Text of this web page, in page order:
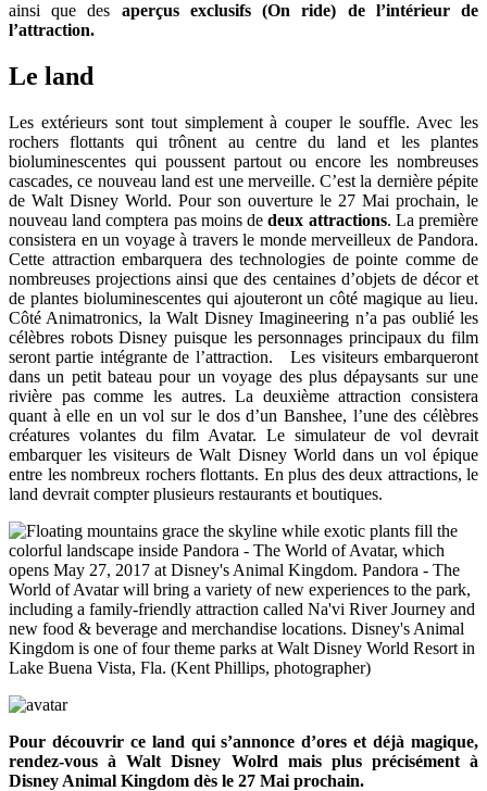
ainsi que des aperçus exclusifs (On ride) de l’intérieur de
l’attraction.
Le land
Les extérieurs sont tout simplement à couper le souffle. Avec les
rochers flottants qui trônent au centre du land et les plantes
bioluminescentes qui poussent partout ou encore les nombreuses
cascades, ce nouveau land est une merveille. C’est la dernière pépite
de Walt Disney World. Pour son ouverture le 27 Mai prochain, le
nouveau land comptera pas moins dedeux attractions. La première
consistera en un voyage à travers le monde merveilleux de Pandora.
Cette attraction embarquera des technologies de pointe comme de
nombreuses projections ainsi que des centaines d’objets de décor et
de plantes bioluminescentes qui ajouteront un côté magique au lieu.
Côté Animatronics, la Walt Disney Imagineering n’a pas oublié les
célèbres robots Disney puisque les personnages principaux du film
seront partie intégrante de l’attraction. Les visiteurs embarqueront
dans un petit bateau pour un voyage des plus dépaysants sur une
rivière pas comme les autres. La deuxième attraction consistera
quant à elle en un vol sur le dos d’un Banshee, l’une des célèbres
créatures volantes du film Avatar. Le simulateur de vol devrait
embarquer les visiteurs de Walt Disney World dans un vol épique
entre les nombreux rochers flottants. En plus des deux attractions, le
land devrait compter plusieurs restaurants et boutiques.
Pour découvrir ce land qui s’annonce d’ores et déjà magique,
rendez-vous à Walt Disney Wolrd mais plus précisément à
Disney Animal Kingdom dès le 27 Mai prochain.